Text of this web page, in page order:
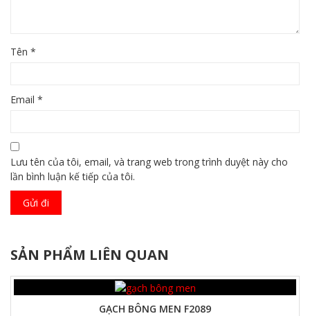
Tên *
Email *
Lưu tên của tôi, email, và trang web trong trình duyệt này cho
lần bình luận kế tiếp của tôi.
SẢN PHẨM LIÊN QUAN
GẠCH BÔNG MEN F2089